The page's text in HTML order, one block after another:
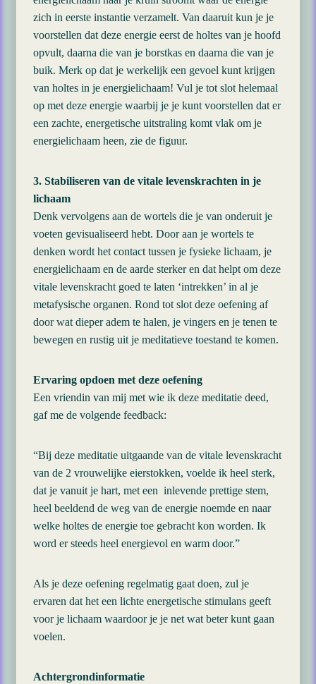
zich in eerste instantie verzamelt. Van daaruit kun je je
voorstellen dat deze energie eerst de holtes van je hoofd
opvult, daarna die van je borstkas en daarna die van je
buik. Merk op dat je werkelijk een gevoel kunt krijgen
van holtes in je energielichaam! Vul je tot slot helemaal
op met deze energie waarbij je je kunt voorstellen dat er
een zachte, energetische uitstraling komt vlak om je
energielichaam heen, zie de figuur.
3. Stabiliseren van de vitale levenskrachten in je
lichaam
Denk vervolgens aan de wortels die je van onderuit je
voeten gevisualiseerd hebt. Door aan je wortels te
denken wordt het contact tussen je fysieke lichaam, je
energielichaam en de aarde sterker en dat helpt om deze
vitale levenskracht goed te laten ‘intrekken’ in al je
metafysische organen. Rond tot slot deze oefening af
door wat dieper adem te halen, je vingers en je tenen te
bewegen en rustig uit je meditatieve toestand te komen.
Ervaring opdoen met deze oefening
Een vriendin van mij met wie ik deze meditatie deed,
gaf me de volgende feedback:
“Bij deze meditatie uitgaande van de vitale levenskracht
van de 2 vrouwelijke eierstokken, voelde ik heel sterk,
dat je vanuit je hart, met een inlevende prettige stem,
heel beeldend de weg van de energie noemde en naar
welke holtes de energie toe gebracht kon worden. Ik
word er steeds heel energievol en warm door.”
Als je deze oefening regelmatig gaat doen, zul je
ervaren dat het een lichte energetische stimulans geeft
voor je lichaam waardoor je je net wat beter kunt gaan
voelen.
Achtergrondinformatie